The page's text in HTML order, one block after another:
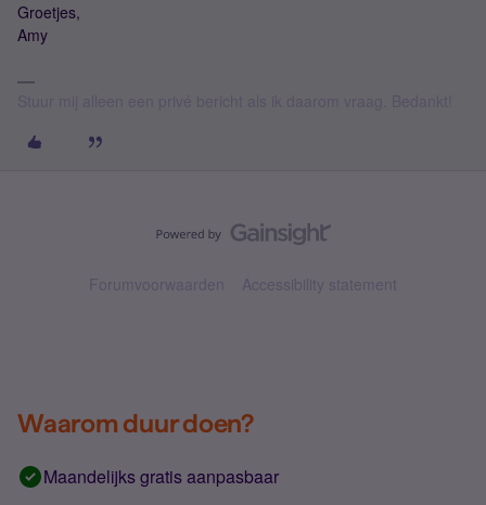
Groetjes,
Amy
Forumvoorwaarden Accessibility statement
Waarom duur doen?
Maandelijks gratis aanpasbaar